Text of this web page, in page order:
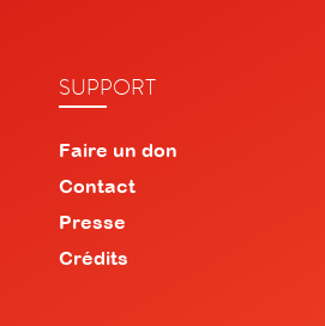
SUPPORT
Faire un don
Contact
Presse
Crédits